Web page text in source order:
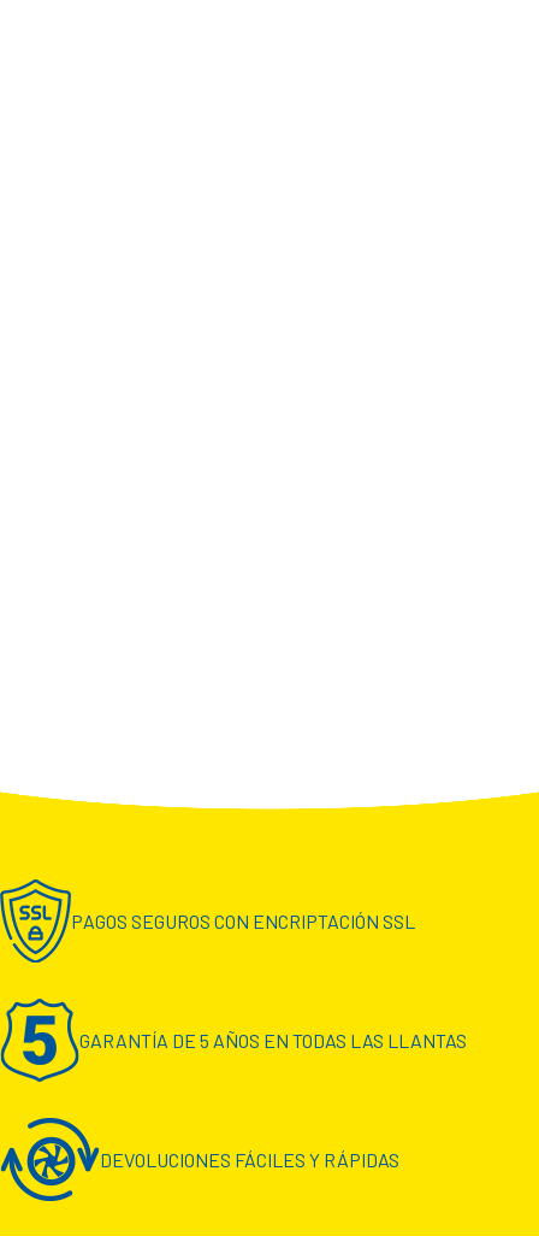
PAGOS SEGUROS CON ENCRIPTACIÓN SSL
GARANTÍA DE 5 AÑOS EN TODAS LAS LLANTAS
DEVOLUCIONES FÁCILES Y RÁPIDAS